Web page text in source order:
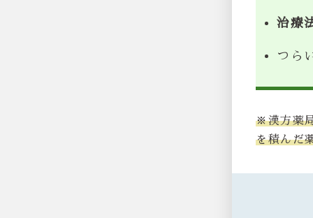
治療
つら
※漢方薬
を積んだ